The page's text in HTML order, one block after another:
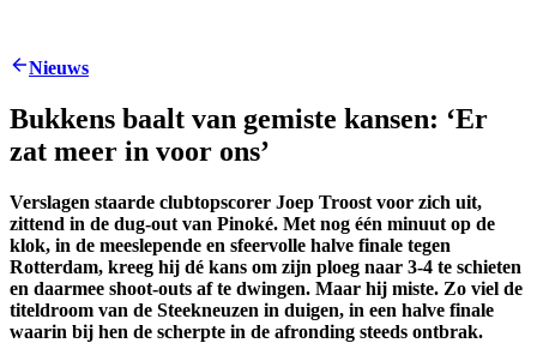
Nieuws
Bukkens baalt van gemiste kansen: ‘Er
zat meer in voor ons’
Verslagen staarde clubtopscorer Joep Troost voor zich uit,
zittend in de dug-out van Pinoké. Met nog één minuut op de
klok, in de meeslepende en sfeervolle halve finale tegen
Rotterdam, kreeg hij dé kans om zijn ploeg naar 3-4 te schieten
en daarmee shoot-outs af te dwingen. Maar hij miste. Zo viel de
titeldroom van de Steekneuzen in duigen, in een halve finale
waarin bij hen de scherpte in de afronding steeds ontbrak.